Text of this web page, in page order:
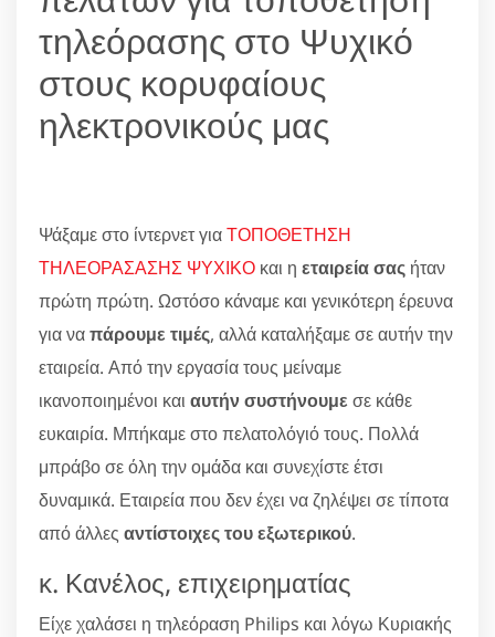
τηλεόρασης στο Ψυχικό
στους κορυφαίους
ηλεκτρονικούς μας
Ψάξαμε στο ίντερνετ γιαΤΟΠΟΘΕΤΗΣΗ
ΤΗΛΕΟΡΑΣΑΣΗΣ ΨΥΧΙΚΟ και η εταιρεία σας ήταν
πρώτη πρώτη. Ωστόσο κάναμε και γενικότερη έρευνα
για ναπάρουμε τιμές, αλλά καταλήξαμε σε αυτήν την
εταιρεία. Από την εργασία τους μείναμε
ικανοποιημένοι και αυτήν συστήνουμε σε κάθε
ευκαιρία. Μπήκαμε στο πελατολόγιό τους. Πολλά
μπράβο σε όλη την ομάδα και συνεχίστε έτσι
δυναμικά. Εταιρεία που δεν έχει να ζηλέψει σε τίποτα
από άλλες αντίστοιχες του εξωτερικού.
κ. Κανέλος, επιχειρηματίας
Είχε χαλάσει η τηλεόραση Philips και λόγω Κυριακής